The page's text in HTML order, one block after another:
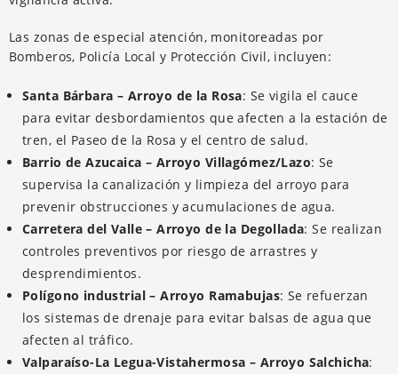
Las zonas de especial atención, monitoreadas por
Bomberos, Policía Local y Protección Civil, incluyen:
Santa Bárbara – Arroyo de la Rosa: Se vigila el cauce
para evitar desbordamientos que afecten a la estación de
tren, el Paseo de la Rosa y el centro de salud.
Barrio de Azucaica – Arroyo Villagómez/Lazo: Se
supervisa la canalización y limpieza del arroyo para
prevenir obstrucciones y acumulaciones de agua.
Carretera del Valle – Arroyo de la Degollada: Se realizan
controles preventivos por riesgo de arrastres y
desprendimientos.
Polígono industrial – Arroyo Ramabujas: Se refuerzan
los sistemas de drenaje para evitar balsas de agua que
afecten al tráfico.
Valparaíso-La Legua-Vistahermosa – Arroyo Salchicha: